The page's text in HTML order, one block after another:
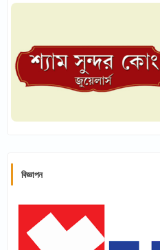
বিজ্ঞাপন